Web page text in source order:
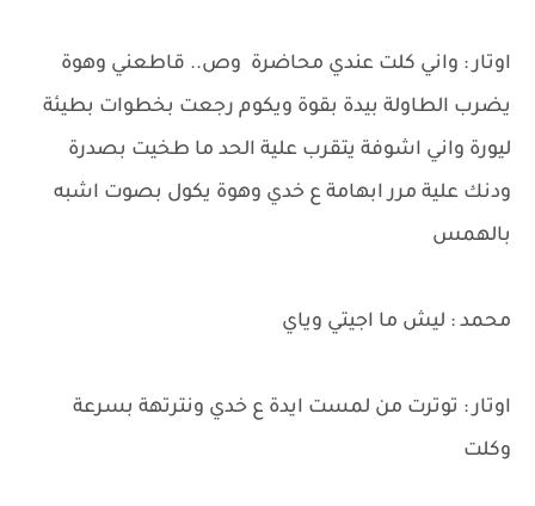
اوتار : واني كلت عندي محاضرة وص.. قاطعني وهوة
يضرب الطاولة بيدة بقوة ويكوم رجعت بخطوات بطيئة
ليورة واني اشوفة يتقرب علية الحد ما طخيت بصدرة
ودنك علية مرر ابهامة ع خدي وهوة يكول بصوت اشبه
بالهمس
محمد : ليش ما اجيتي وياي
اوتار : توترت من لمست ايدة ع خدي ونترتهة بسرعة
وكلت